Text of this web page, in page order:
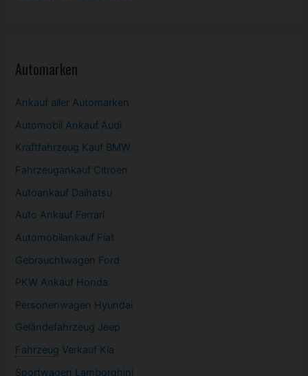
Automarken
Ankauf aller Automarken
Automobil Ankauf Audi
Kraftfahrzeug Kauf BMW
Fahrzeugankauf Citroen
Autoankauf Daihatsu
Auto Ankauf Ferrari
Automobilankauf Fiat
Gebrauchtwagen Ford
PKW Ankauf Honda
Personenwagen Hyundai
Geländefahrzeug Jeep
Fahrzeug Verkauf Kia
Sportwagen Lamborghini